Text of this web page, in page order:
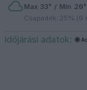
Max 33° / Min 20°
Csapadék: 25% (0
időjárási adatok: